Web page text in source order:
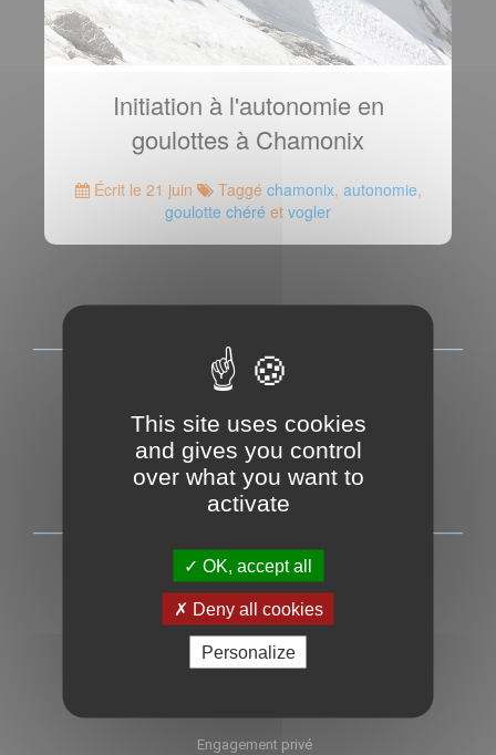
Initiation à l'autonomie en
goulottes à Chamonix
Écrit le 21 juin Taggé chamonix, autonomie,
goulotte chéré et vogler
ICE-FALL
Cascade de glace
Ski de randonnée
Engagement privé
This site uses cookies
and gives you control
over what you want to
activate
OK, accept all
Deny all cookies
Personalize